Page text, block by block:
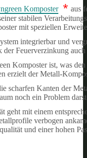
Komposter * aus
stabilen
mit speziellen
integrierbar und
Feuerverzinkung
Komposter ist, was
erzielt der Metall-
scharfen Kanten der
noch ein Problem
geht mit einem
verbogen
und einer hohen